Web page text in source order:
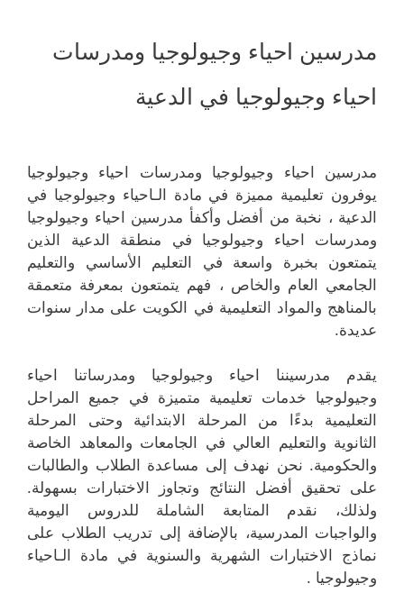
مدرسين احياء وجيولوجيا ومدرسات
احياء وجيولوجيا في الدعية
مدرسين احياء وجيولوجيا ومدرسات احياء وجيولوجيا
يوفرون تعليمية مميزة في مادة الـاحياء وجيولوجيا في
الدعية ، نخبة من أفضل وأكفأ مدرسين احياء وجيولوجيا
ومدرسات احياء وجيولوجيا في منطقة الدعية الذين
يتمتعون بخبرة واسعة في التعليم الأساسي والتعليم
الجامعي العام والخاص ، فهم يتمتعون بمعرفة متعمقة
بالمناهج والمواد التعليمية في الكويت على مدار سنوات
عديدة.
يقدم مدرسيننا احياء وجيولوجيا ومدرساتنا احياء
وجيولوجيا خدمات تعليمية متميزة في جميع المراحل
التعليمية بدءًا من المرحلة الابتدائية وحتى المرحلة
الثانوية والتعليم العالي في الجامعات والمعاهد الخاصة
والحكومية. نحن نهدف إلى مساعدة الطلاب والطالبات
على تحقيق أفضل النتائج وتجاوز الاختبارات بسهولة.
ولذلك، نقدم المتابعة الشاملة للدروس اليومية
والواجبات المدرسية، بالإضافة إلى تدريب الطلاب على
نماذج الاختبارات الشهرية والسنوية في مادة الـاحياء
وجيولوجيا .